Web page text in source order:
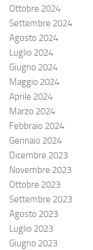
Ottobre 2024
Settembre 2024
Agosto 2024
Luglio 2024
Giugno 2024
Maggio 2024
Aprile 2024
Marzo 2024
Febbraio 2024
Gennaio 2024
Dicembre 2023
Novembre 2023
Ottobre 2023
Settembre 2023
Agosto 2023
Luglio 2023
Giugno 2023